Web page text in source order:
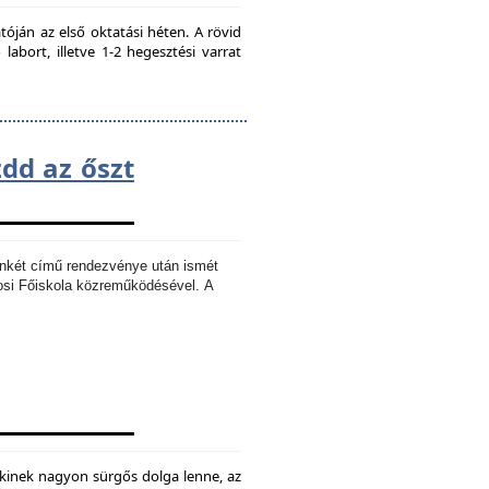
az első oktatási héten. A rövid
illetve 1-2 hegesztési varrat
az őszt
című rendezvénye után ismét
Főiskola közreműködésével. A
nagyon sürgős dolga lenne, az